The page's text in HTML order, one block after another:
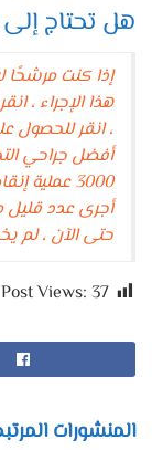
هل تحتاج
إذا كنت مرشحًا
هذا الإجراء ،
، انقر للحصول
أفضل جراحي
3000
أجرى عدد قليل
حتى الآن ، لم
Post Views: 37
المنشورات